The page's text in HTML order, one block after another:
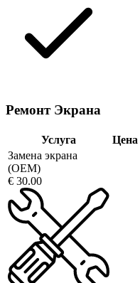
Ремонт Экрана
Услуга Цена
Замена экрана
(OEM)
€ 30.00